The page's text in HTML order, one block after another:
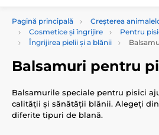
Pagină principală
Creșterea
Cosmetice și îngrijire
Pentru
Îngrijirea pielii și a blănii
Balsamuri pentru
Balsamurile speciale pentru pisici
calității și sănătății blănii. Alegeți
diferite tipuri de blană.